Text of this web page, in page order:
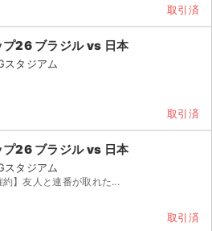
取引済
26 ブラジル vs 日本
タジアム
取引済
26 ブラジル vs 日本
タジアム
】友人と連番が取れた...
取引済